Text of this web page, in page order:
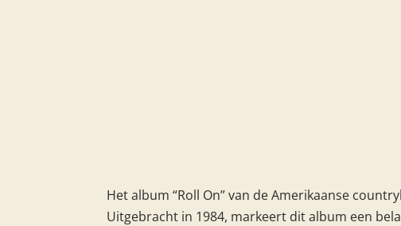
Het album “Roll On” van de Amerikaanse
Uitgebracht in 1984, markeert dit album een